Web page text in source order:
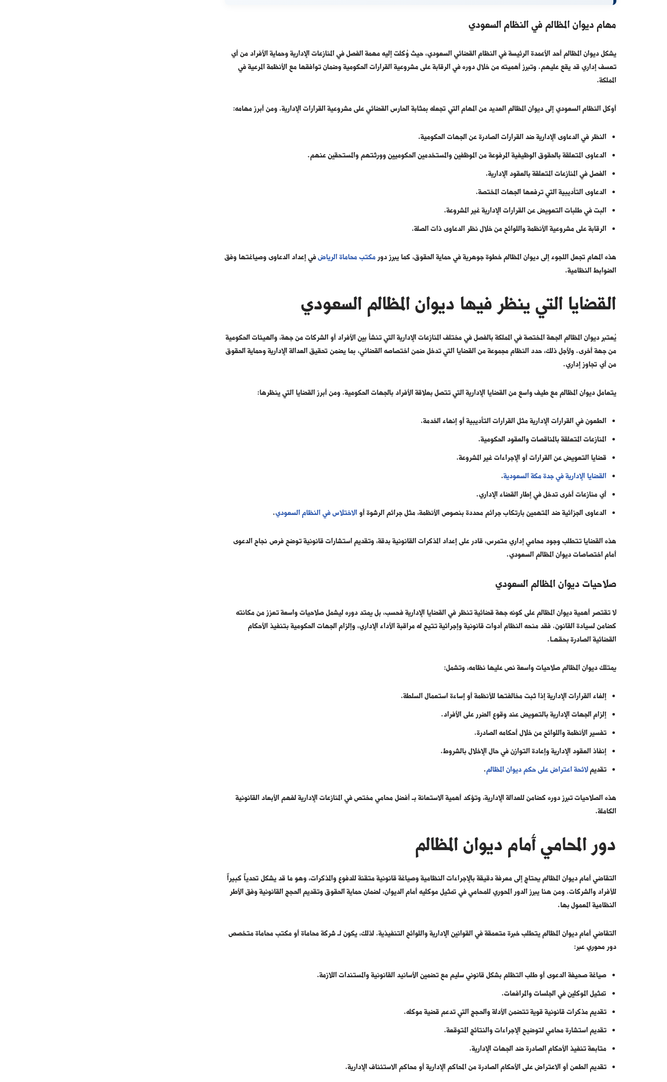
مهام ديوان المظالم في النظام السعودي
يشكل ديوان المظالم أحد الأعمدة الرئيسة في النظام القضائي السعودي، حيث وُكلت إليه مهمة الفصل في المنازعات الإدارية وحماية الأفراد من أي
تعسف إداري قد يقع عليهم. وتبرز أهميته من خلال دوره في الرقابة على مشروعية القرارات الحكومية وضمان توافقها مع الأنظمة المرعية في
المملكة.
أوكل النظام السعودي إلى ديوان المظالم العديد من المهام التي تجعله بمثابة الحارس القضائي على مشروعية القرارات الإدارية. ومن أبرز مهامه:
النظر في الدعاوى الإدارية ضد القرارات الصادرة عن الجهات الحكومية.
الدعاوى المتعلقة بالحقوق الوظيفية المرفوعة من الموظفين والمستخدمين الحكوميين وورثتهم والمستحقين عنهم.
الفصل في المنازعات المتعلقة بالعقود الإدارية.
الدعاوى التأديبية التي ترفعها الجهات المختصة.
البت في طلبات التعويض عن القرارات الإدارية غير المشروعة.
الرقابة على مشروعية الأنظمة واللوائح من خلال نظر الدعاوى ذات الصلة.
هذه المهام تجعل اللجوء إلى ديوان المظالم خطوة جوهرية في حماية الحقوق، كما يبرز دورمكتب محاماة الرياضفي إعداد الدعاوى وصياغتها وفق
الضوابط النظامية.
القضايا التي ينظر فيها ديوان المظالم السعودي
يُعتبر ديوان المظالم الجهة المختصة في المملكة بالفصل في مختلف المنازعات الإدارية التي تنشأ بين الأفراد أو الشركات من جهة، والهيئات الحكومية
من جهة أخرى. ولأجل ذلك، حدد النظام مجموعة من القضايا التي تدخل ضمن اختصاصه القضائي، بما يضمن تحقيق العدالة الإدارية وحماية الحقوق
من أي تجاوز إداري.
يتعامل ديوان المظالم مع طيف واسع من القضايا الإدارية التي تتصل بعلاقة الأفراد بالجهات الحكومية. ومن أبرز القضايا التي ينظرها:
الطعون في القرارات الإدارية مثل القرارات التأديبية أو إنهاء الخدمة.
المنازعات المتعلقة بالمناقصات والعقود الحكومية.
قضايا التعويض عن القرارات أو الإجراءات غير المشروعة.
القضايا الإدارية في جدة مكة السعودية.
أي منازعات أخرى تدخل في إطار القضاء الإداري.
الدعاوى الجزائية ضد المتهمين بارتكاب جرائم محددة بنصوص الأنظمة، مثل جرائم الرشوة أوالاختلاس في النظام السعودي.
هذه القضايا تتطلب وجود محامي إداري متمرس، قادر على إعداد المذكرات القانونية بدقة، وتقديم استشارات قانونية توضح فرص نجاح الدعوى
أمام اختصاصات ديوان المظالم السعودي.
صلاحيات ديوان المظالم السعودي
لا تقتصر أهمية ديوان المظالم على كونه جهة قضائية تنظر في القضايا الإدارية فحسب، بل يمتد دوره ليشمل صلاحيات واسعة تعزز من مكانته
كضامن لسيادة القانون. فقد منحه النظام أدوات قانونية وإجرائية تتيح له مراقبة الأداء الإداري، وإلزام الجهات الحكومية بتنفيذ الأحكام
القضائية الصادرة بحقهـا.
يمتلك ديوان المظالم صلاحيات واسعة نص عليها نظامه، وتشمل:
إلغاء القرارات الإدارية إذا ثبت مخالفتها للأنظمة أو إساءة استعمال السلطة.
إلزام الجهات الإدارية بالتعويض عند وقوع الضرر على الأفراد.
تفسير الأنظمة واللوائح من خلال أحكامه الصادرة.
إنفاذ العقود الإدارية وإعادة التوازن في حال الإخلال بالشروط.
تقديملائحة اعتراض على حكم ديوان المظالم.
هذه الصلاحيات تبرز دوره كضامن للعدالة الإدارية، وتؤكد أهمية الاستعانة بـ أفضل محامي مختص في المنازعات الإدارية لفهم الأبعاد القانونية
الكاملة.
دور المحامي أمام ديوان المظالم
التقاضي أمام ديوان المظالم يحتاج إلى معرفة دقيقة بالإجراءات النظامية وصياغة قانونية متقنة للدفوع والمذكرات، وهو ما قد يشكل تحدياً كبيراً
للأفراد والشركات. ومن هنا يبرز الدور المحوري للمحامي في تمثيل موكليه أمام الديوان، لضمان حماية الحقوق وتقديم الحجج القانونية وفق الأطر
النظامية المعمول بها.
التقاضي أمام ديوان المظالم يتطلب خبرة متعمقة في القوانين الإدارية واللوائح التنفيذية. لذلك، يكون لـ شركة محاماة أو مكتب محاماة متخصص
دور محوري عبر:
صياغة صحيفة الدعوى أو طلب التظلم بشكل قانوني سليم مع تضمين الأسانيد القانونية والمستندات اللازمة.
تمثيل الموكلين في الجلسات والمرافعات.
تقديم مذكرات قانونية قوية تتضمن الأدلة والحجج التي تدعم قضية موكله.
تقديم استشارة محامي لتوضيح الإجراءات والنتائج المتوقعة.
متابعة تنفيذ الأحكام الصادرة ضد الجهات الإدارية.
تقديم الطعن أو الاعتراض على الأحكام الصادرة من المحاكم الإدارية أو محاكم الاستئناف الإدارية.